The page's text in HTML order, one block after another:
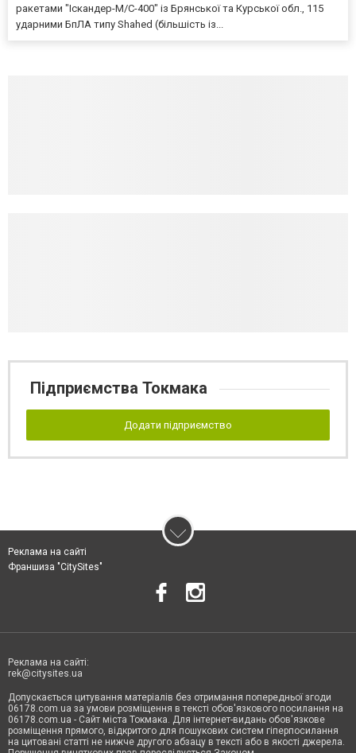
ракетами "Іскандер-М/С-400" із Брянської та Курської обл., 115
ударними БпЛА типу Shahed (більшість із...
Підприємства Токмака
Додати підприємство
Реклама на сайті
Франшиза "CitySites"
Реклама на сайті:
rek@citysites.ua
Допускається цитування матеріалів без отримання попередньої згоди
06178.com.ua за умови розміщення в тексті обов'язкового посилання на
06178.com.ua - Сайт міста Токмака. Для інтернет-видань обов'язкове
розміщення прямого, відкритого для пошукових систем гіперпосилання
на цитовані статті не нижче другого абзацу в тексті або в якості джерела.